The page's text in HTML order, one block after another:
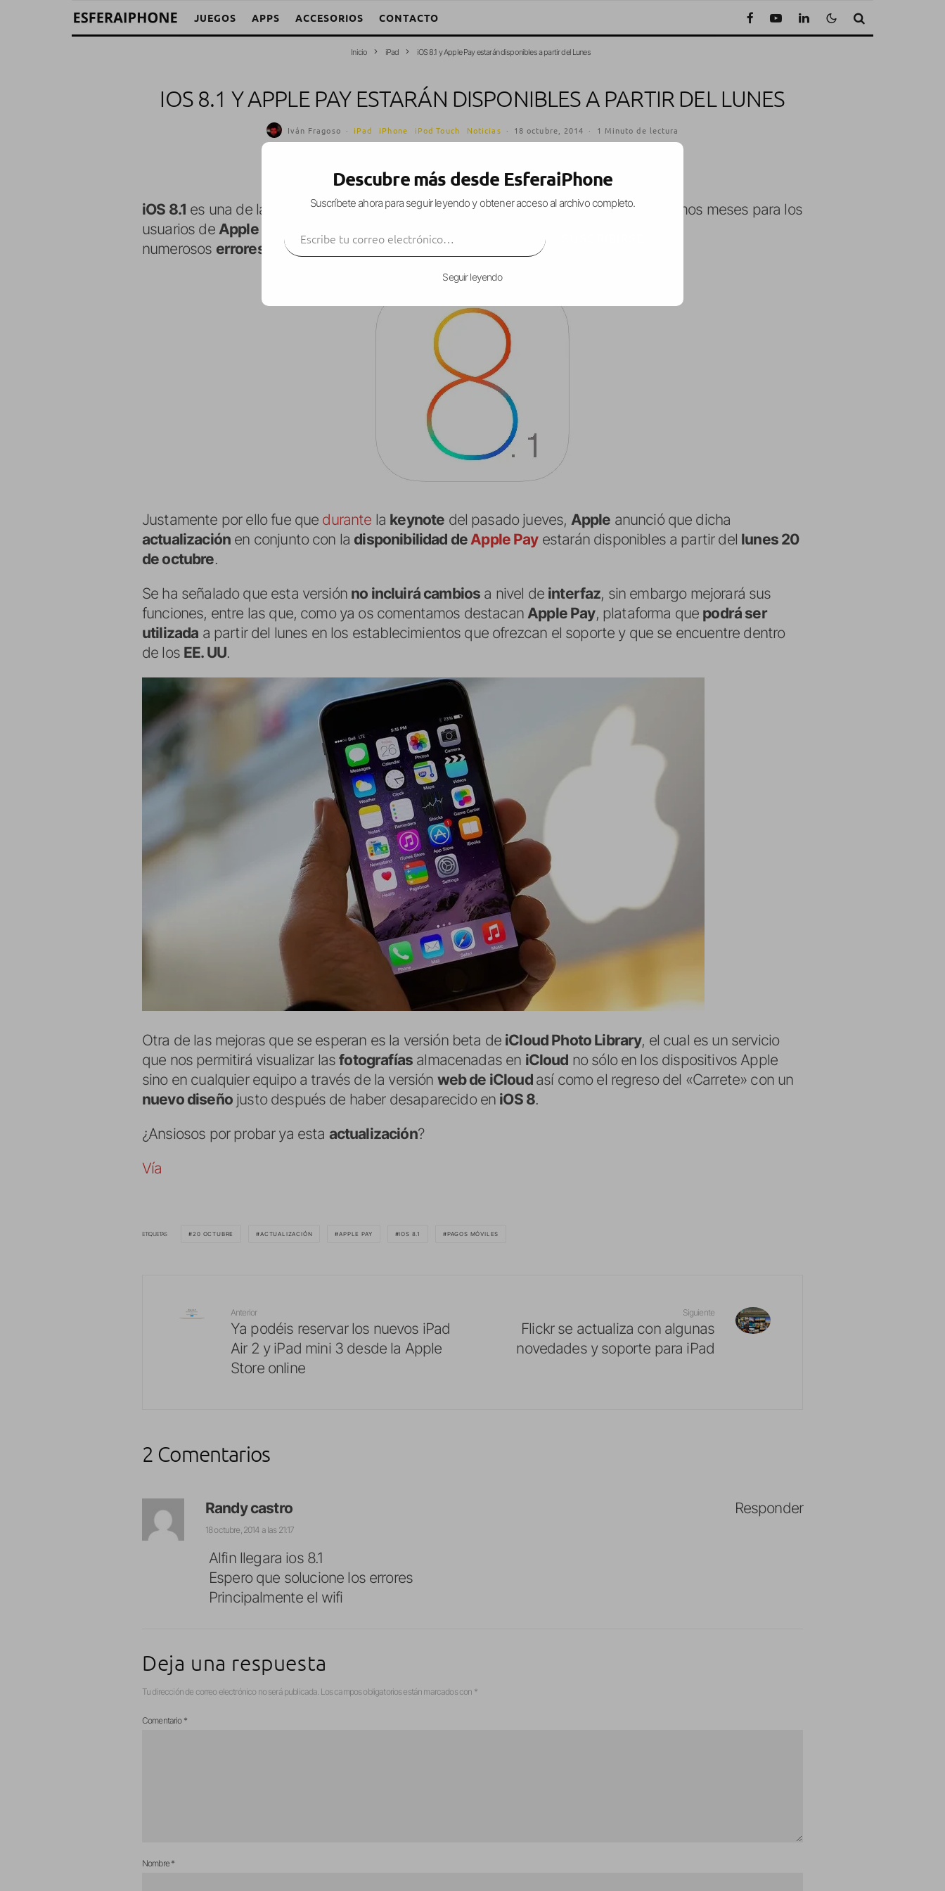
JUEGOS APPS ACCESORIOS CONTACTO
Inicio iPad iOS 8.1 y Apple Pay estarán disponibles a partir del Lunes
IOS 8.1 Y APPLE PAY ESTARÁN DISPONIBLES A PARTIR DEL LUNES
Iván Fragoso · iPad iPhone iPod Touch Noticias · 18 octubre, 2014 · 1 Minuto de lectura
iOS 8.1 es una de las actualizacionesmás esperadas y másimportantesde los últimos meses para los
usuarios de Appleya que entre sus
numerosos errores reportados desde la salida de
Justamente por ello fue que durante la keynote del pasado jueves, Apple anunció que dicha
actualización en conjunto con la disponibilidad deApple Payestarán disponibles a partir del lunes 20
de octubre.
Se ha señalado que esta versión no incluirá cambios a nivel de interfaz, sin embargo mejorará sus
funciones, entre las que, como ya os comentamos destacanApple Pay, plataforma que podrá ser
utilizada a partir del lunes en los establecimientos que ofrezcan el soporte y que se encuentre dentro
de los EE. UU.
Otra de las mejoras que se esperan es la versión beta de iCloud Photo Library, el cual es un servicio
que nos permitirá visualizar lasfotografías almacenadas en iCloud no sólo en los dispositivos Apple
sino en cualquier equipo a través de la versión web de iCloud así como el regreso del «Carrete» con un
nuevo diseñojusto después de haber desaparecido en iOS 8.
¿Ansiosos por probar ya esta actualización?
Vía
ETIQUETAS 20 OCTUBRE ACTUALIZACIÓN APPLE PAY IOS 8.1 PAGOS MÓVILES
Anterior
Ya podéis reservar los nuevos iPad
Air 2 y iPad mini 3 desde la Apple
Store online
Siguiente
Flickr se actualiza con algunas
novedades y soporte para iPad
2 Comentarios
Randy castro
18 octubre, 2014 a las 21:17
Alfin llegara ios 8.1
Espero que solucione los errores
Principalmente el wifi
Responder
Deja una respuesta
Tu dirección de correo electrónico no será publicada. Los campos obligatorios están marcados con *
Comentario *
Nombre*
Descubre más desde EsferaiPhone
Suscríbete ahora para seguir leyendo y obtener acceso al archivo completo.
Seguir leyendo